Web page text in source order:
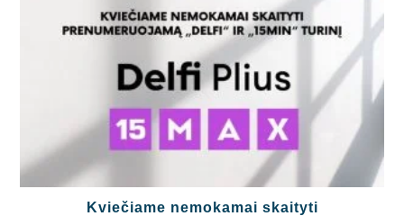
Kviečiame nemokamai skaityti